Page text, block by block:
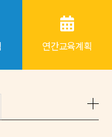
연간교육계획